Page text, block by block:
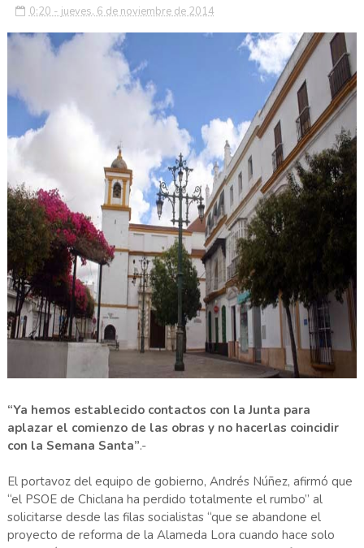
0:20 - jueves, 6 de noviembre de 2014
“Ya hemos establecido contactos con la Junta para
aplazar el comienzo de las obras y no hacerlas coincidir
con la Semana Santa”.-
El portavoz del equipo de gobierno, Andrés Núñez, afirmó que
“el PSOE de Chiclana ha perdido totalmente el rumbo” al
solicitarse desde las filas socialistas “que se abandone el
proyecto de reforma de la Alameda Lora cuando hace solo